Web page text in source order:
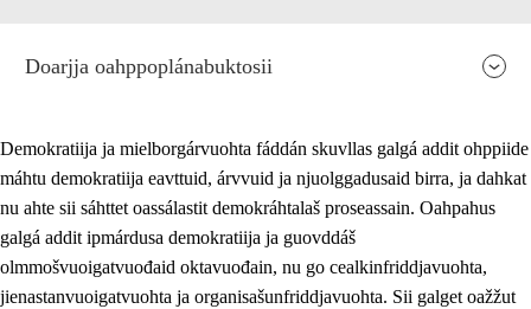
Doarjja oahppoplánabuktosii
Demokratiija ja mielborgárvuohta fáddán skuvllas galgá addit ohppiide
máhtu demokratiija eavttuid, árvvuid ja njuolggadusaid birra, ja dahkat
nu ahte sii sáhttet oassálastit demokráhtalaš proseassain. Oahpahus
galgá addit ipmárdusa demokratiija ja guovddáš
olmmošvuoigatvuođaid oktavuođain, nu go cealkinfriddjavuohta,
jienastanvuoigatvuohta ja organisašunfriddjavuohta. Sii galget oažžut